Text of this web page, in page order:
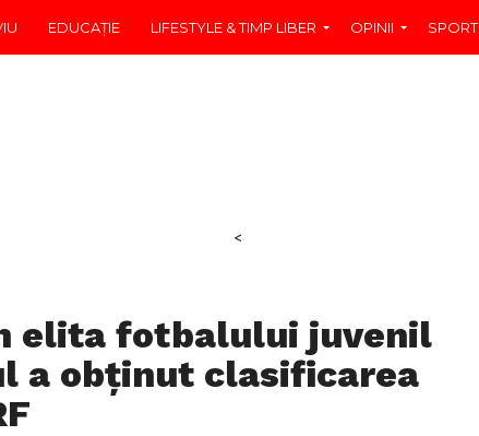
EDUCAŢIE LIFESTYLE & TIMP LIBER OPINII SPORT
<
elita fotbalului juvenil
a obținut clasificarea